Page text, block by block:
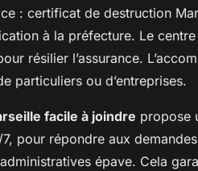
: certificat de destruction
à la préfecture. Le
résilier l’assurance.
particuliers ou d’entreprises.
facile à joindre propose
pour répondre aux
épave. Cela